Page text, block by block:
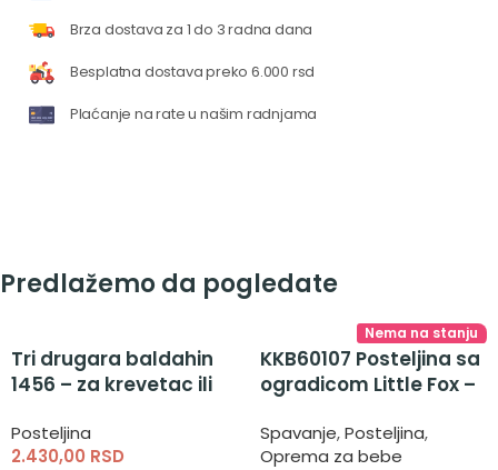
Brza dostava za 1 do 3 radna dana
Besplatna dostava preko 6.000 rsd
Plaćanje na rate u našim radnjama
Predlažemo da pogledate
Tri drugara baldahin
1456 – za krevetac ili
Posteljina
2.430,00 RSD
Nema na stanju
KKB60107 Posteljina sa
ogradicom Little Fox –
Spavanje,Posteljina,
Oprema za bebe